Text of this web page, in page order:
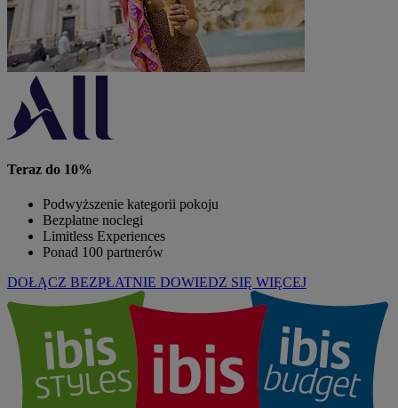
Teraz do 10%
Podwyższenie kategorii pokoju
Bezpłatne noclegi
Limitless Experiences
Ponad 100 partnerów
DOŁĄCZ BEZPŁATNIE DOWIEDZ SIĘ WIĘCEJ